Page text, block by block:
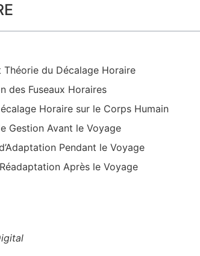
du Décalage Horaire
des Fuseaux Horaires
Horaire sur le Corps Humain
Gestion Avant le Voyage
Pendant le Voyage
Après le Voyage